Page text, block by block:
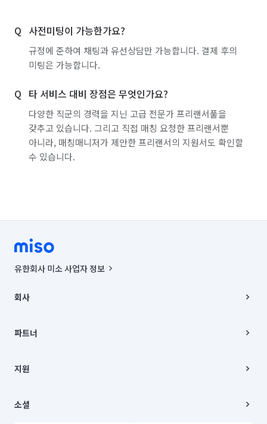
사전미팅이 가능한가요?
규정에 준하여 채팅과 유선상담만 가능합니다. 결제 후의
미팅은 가능합니다.
타 서비스 대비 장점은 무엇인가요?
다양한 직군의 경력을 지닌 고급 전문가 프리랜서풀을
갖추고 있습니다. 그리고 직접 매칭 요청한 프리랜서뿐
아니라, 매칭매니저가 제안한 프리랜서의 지원서도 확인할
수 있습니다.
유한회사 미소 사업자 정보
00019 |
주소 | 본사: 서울특별시 종로구 율곡로 6(중학동, 트윈트리빌딩) B동 5층
컨택센터 : 서울특별시 종로구 수송동 율곡로 24, 7층, 8층 미소
상품, 상품정보, 거래에 관한 의무와 책임은 거래당사자에게 있습니다.
언론 보도 관련 문의:
© 유한회사 미소. Miso, Inc. All Rights Reserved.
회사
채용
파트너
이사
지원
이용약관
소셜